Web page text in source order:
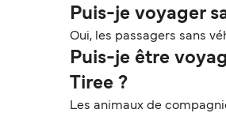
Puis-je voyager
Oui, les passagers sans
Puis-je être
Tiree ?
Les animaux de